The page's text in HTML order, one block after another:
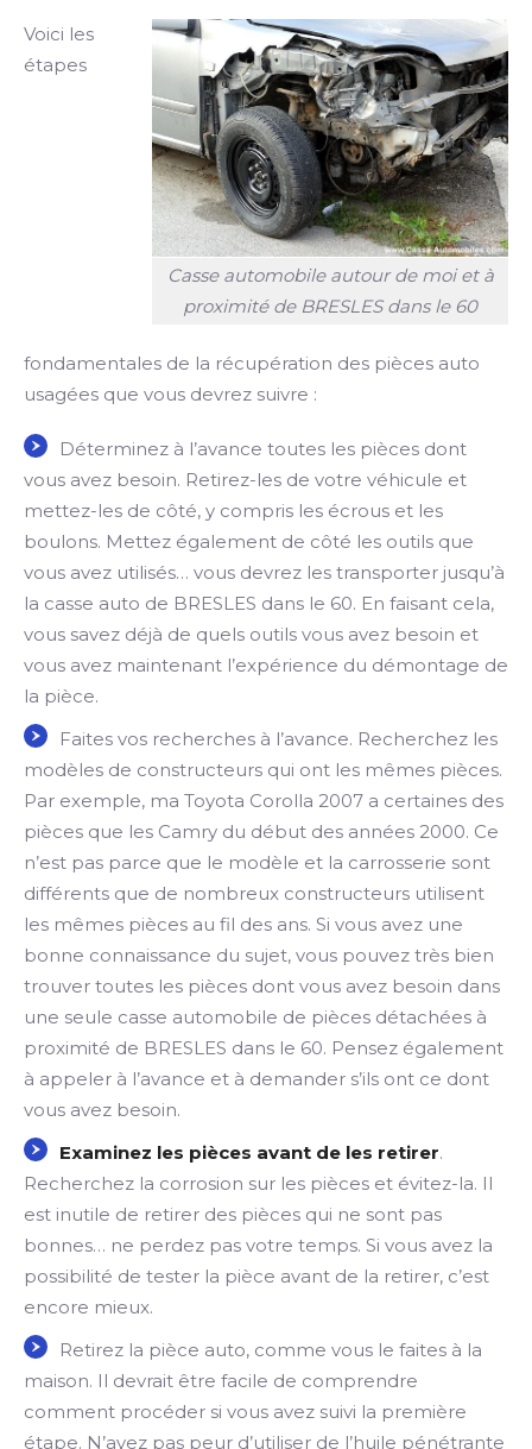
Casse automobile autour de moi et à
proximité de BRESLES dans le 60
Voici les
étapes
fondamentales de la récupération des pièces auto
usagées que vous devrez suivre :
Déterminez à l’avance toutes les pièces dont
vous avez besoin. Retirez-les de votre véhicule et
mettez-les de côté, y compris les écrous et les
boulons. Mettez également de côté les outils que
vous avez utilisés… vous devrez les transporter jusqu’à
la casse auto de BRESLES dans le 60. En faisant cela,
vous savez déjà de quels outils vous avez besoin et
vous avez maintenant l’expérience du démontage de
la pièce.
Faites vos recherches à l’avance. Recherchez les
modèles de constructeurs qui ont les mêmes pièces.
Par exemple, ma Toyota Corolla 2007 a certaines des
pièces que les Camry du début des années 2000. Ce
n’est pas parce que le modèle et la carrosserie sont
différents que de nombreux constructeurs utilisent
les mêmes pièces au fil des ans. Si vous avez une
bonne connaissance du sujet, vous pouvez très bien
trouver toutes les pièces dont vous avez besoin dans
une seule casse automobile de pièces détachées à
proximité de BRESLES dans le 60. Pensez également
à appeler à l’avance et à demander s’ils ont ce dont
vous avez besoin.
Examinez les pièces avant de les retirer.
Recherchez la corrosion sur les pièces et évitez-la. Il
est inutile de retirer des pièces qui ne sont pas
bonnes… ne perdez pas votre temps. Si vous avez la
possibilité de tester la pièce avant de la retirer, c’est
encore mieux.
Retirez la pièce auto, comme vous le faites à la
maison. Il devrait être facile de comprendre
comment procéder si vous avez suivi la première
étape. N’ayez pas peur d’utiliser de l’huile pénétrante